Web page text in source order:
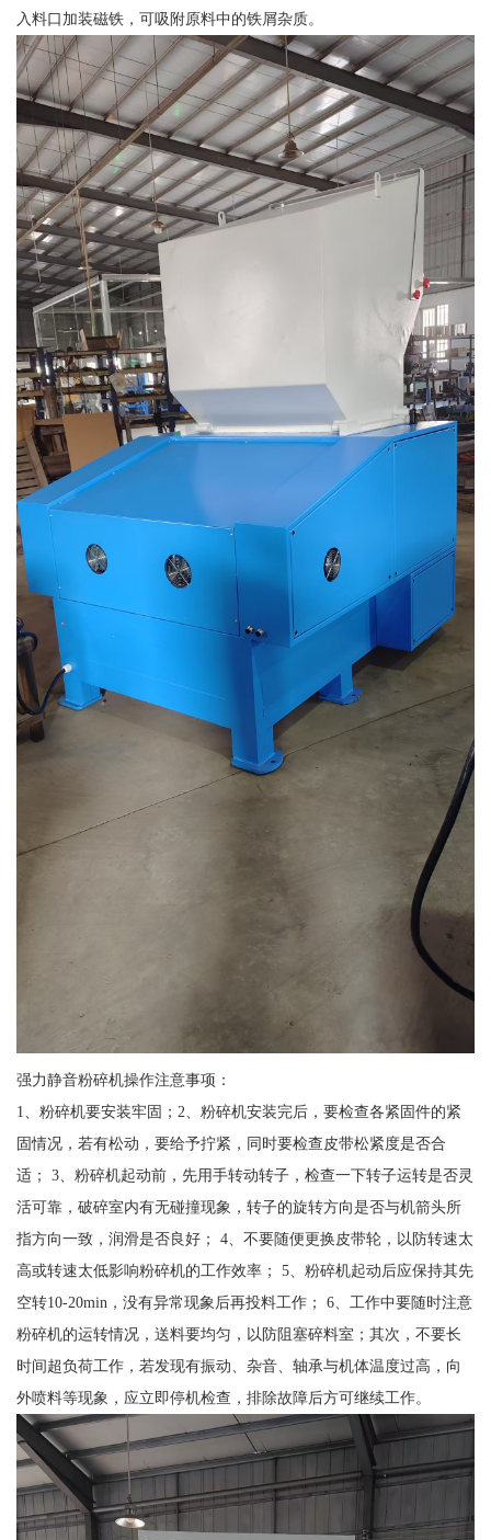
入料口加装磁铁，可吸附原料中的铁屑杂质。
强力静音粉碎机操作注意事项：
1、粉碎机要安装牢固；2、粉碎机安装完后，要检查各紧固件的紧
固情况，若有松动，要给予拧紧，同时要检查皮带松紧度是否合
适； 3、粉碎机起动前，先用手转动转子，检查一下转子运转是否灵
活可靠，破碎室内有无碰撞现象，转子的旋转方向是否与机箭头所
指方向一致，润滑是否良好； 4、不要随便更换皮带轮，以防转速太
高或转速太低影响粉碎机的工作效率； 5、粉碎机起动后应保持其先
空转10-20min，没有异常现象后再投料工作； 6、工作中要随时注意
粉碎机的运转情况，送料要均匀，以防阻塞碎料室；其次，不要长
时间超负荷工作，若发现有振动、杂音、轴承与机体温度过高，向
外喷料等现象，应立即停机检查，排除故障后方可继续工作。